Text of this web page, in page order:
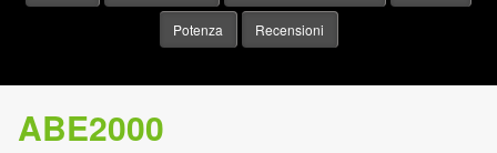
Potenza Recensioni
ABE2000